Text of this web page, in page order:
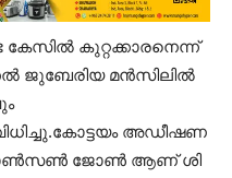
കേ​സി​ൽ കു​റ്റ​ക്കാ​ര​നെ​ന്ന്
ജു​ബേ​രി​യ മ​ൻ​സി​ലി​ൽ
അ​ഡീ​ഷ​ണ​
ജോ​ണ്‍ ആ​ണ് ശി​